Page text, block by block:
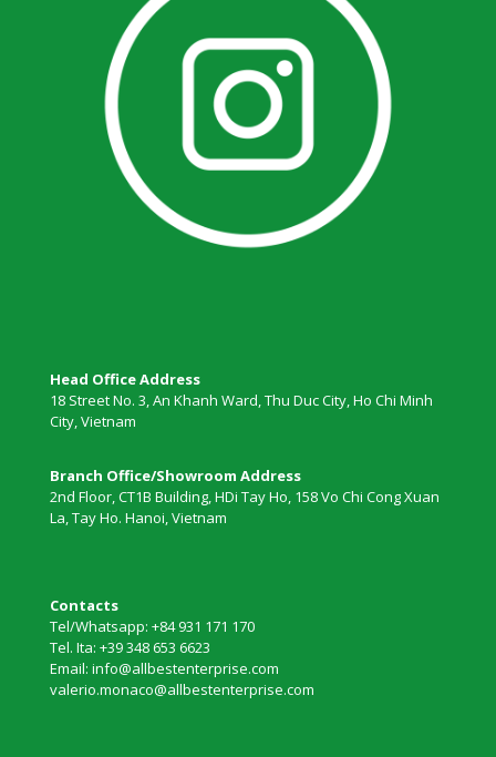
Head Office Address
18 Street No. 3, An Khanh Ward, Thu Duc City, Ho Chi Minh
City, Vietnam
Branch Office/Showroom Address
2nd Floor, CT1B Building, HDi Tay Ho, 158 Vo Chi Cong Xuan
La, Tay Ho. Hanoi, Vietnam
Contacts
Tel/Whatsapp: +84 931 171 170
Tel. Ita: +39 348 653 6623
Email: info@allbestenterprise.com
valerio.monaco@allbestenterprise.com